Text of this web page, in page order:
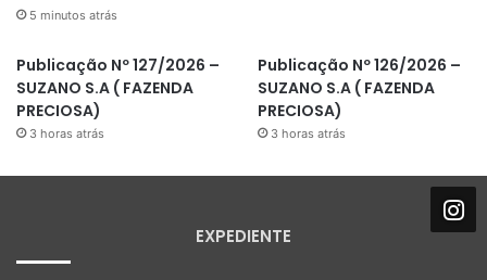
5 minutos atrás
Publicação Nº 127/2026 –
SUZANO S.A ( FAZENDA
PRECIOSA)
3 horas atrás
Publicação Nº 126/2026 –
SUZANO S.A ( FAZENDA
PRECIOSA)
3 horas atrás
EXPEDIENTE